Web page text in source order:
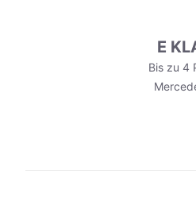
E
Bis zu 4